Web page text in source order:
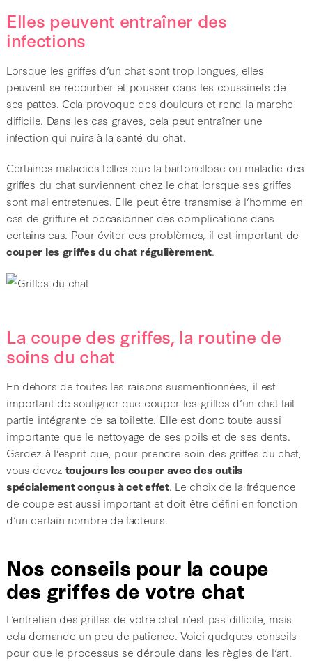
Elles peuvent entraîner des
infections
Lorsque les griffes d’un chat sont trop longues, elles
peuvent se recourber et pousser dans les coussinets de
ses pattes. Cela provoque des douleurs et rend la marche
difficile. Dans les cas graves, cela peut entraîner une
infection qui nuira à la santé du chat.
Certaines maladies telles que la bartonellose ou maladie des
griffes du chat surviennent chez le chat lorsque ses griffes
sont mal entretenues. Elle peut être transmise à l’homme en
cas de griffure et occasionner des complications dans
certains cas. Pour éviter ces problèmes, il est important de
couper les griffes du chat régulièrement.
La coupe des griffes, la routine de
soins du chat
En dehors de toutes les raisons susmentionnées, il est
important de souligner que couper les griffes d’un chat fait
partie intégrante de sa toilette. Elle est donc toute aussi
importante que le nettoyage de ses poils et de ses dents.
Gardez à l’esprit que, pour prendre soin des griffes du chat,
vous devez toujours les couper avec des outils
spécialement conçus à cet effet. Le choix de la fréquence
de coupe est aussi important et doit être défini en fonction
d’un certain nombre de facteurs.
Nos conseils pour la coupe
des griffes de votre chat
L’entretien des griffes de votre chat n’est pas difficile, mais
cela demande un peu de patience. Voici quelques conseils
pour que le processus se déroule dans les règles de l’art.